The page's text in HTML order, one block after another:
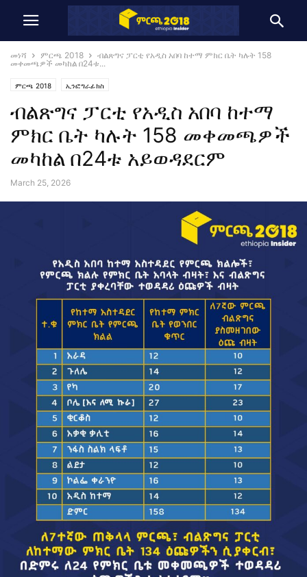
መነሻ ምርጫ 2018
ብልጽግና ፓርቲ የአዲስ አበባ ከተማ ምክር ቤት ካሉት 158
መቀመጫዎች መካከል በ24ቱ...
ምርጫ 2018 ኢንፎግራፊክስ
ብልጽግና ፓርቲ የአዲስ አበባ ከተማ
ምክር ቤት ካሉት 158 መቀመጫዎች
መካከል በ24ቱ አይወዳደርም
March 25, 2026